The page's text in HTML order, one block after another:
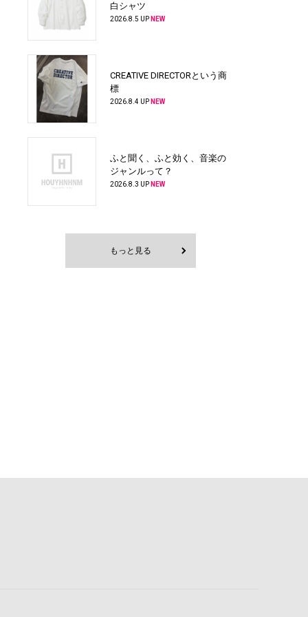
白シャツ
2026.8.5 UP NEW
CREATIVE DIRECTORという商
標
2026.8.4 UP NEW
ふと聞く、ふと効く、音楽の
ジャンルって？
2026.8.3 UP NEW
もっと見る